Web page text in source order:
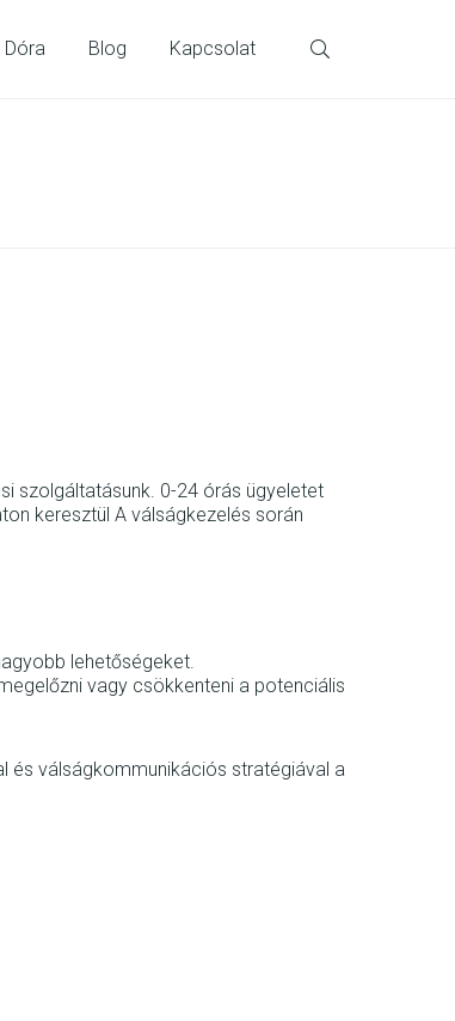
Dóra Blog Kapcsolat
szolgáltatásunk. 0-24 órás ügyeletet
keresztül A válságkezelés során
lehetőségeket.
vagy csökkenteni a potenciális
és válságkommunikációs stratégiával a